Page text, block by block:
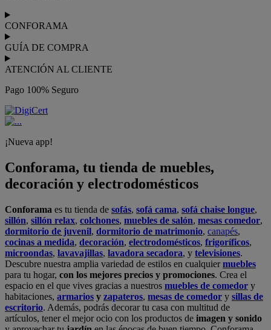
CONFORAMA
GUÍA DE COMPRA
ATENCIÓN AL CLIENTE
Pago 100% Seguro
¡Nueva app!
Conforama, tu tienda de muebles,
decoración y electrodomésticos
Conforama es tu tienda de sofás, sofá cama, sofá chaise longue,
sillón, sillón relax, colchones, muebles de salón, mesas comedor,
dormitorio de juvenil, dormitorio de matrimonio, canapés,
cocinas a medida, decoración, electrodomésticos, frigoríficos,
microondas, lavavajillas, lavadora secadora, y televisiones.
Descubre nuestra amplia variedad de estilos en cualquiermuebles
para tu hogar, con los mejores precios y promociones. Crea el
espacio en el que vives gracias a nuestros muebles de comedor y
habitaciones, armarios y zapateros, mesas de comedor y sillas de
escritorio. Además, podrás decorar tu casa con multitud de
artículos, tener el mejor ocio con los productos de imagen y sonido